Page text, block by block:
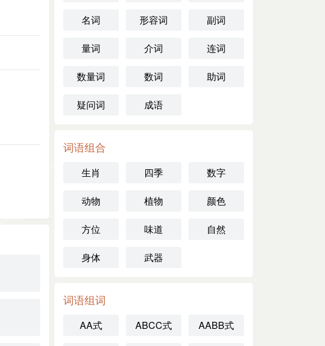
名词 形容词 副词
量词 介词 连词
数量词 数词 助词
疑问词 成语
词语组合
生肖 四季 数字
动物 植物 颜色
方位 味道 自然
身体 武器
词语组词
AA式 ABCC式 AABB式